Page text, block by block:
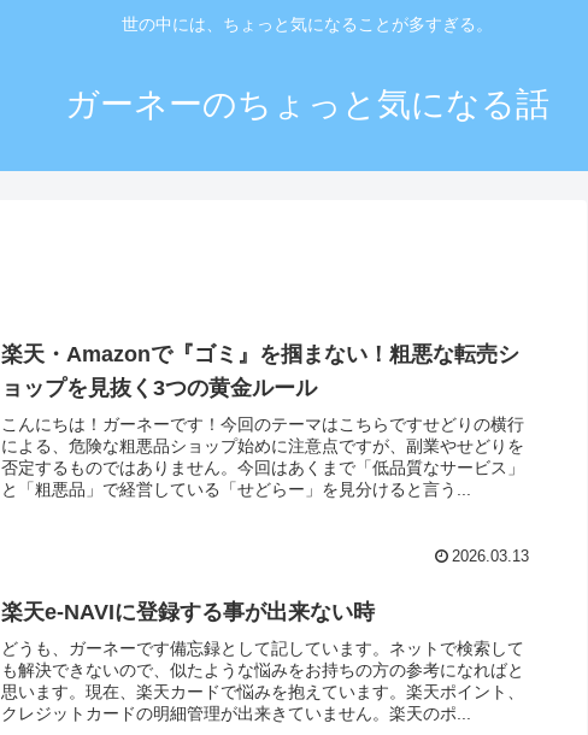
世の中には、ちょっと気になることが多すぎる。
ガーネーのちょっと気になる話
楽天・Amazonで『ゴミ』を掴まない！粗悪な転売シ
ョップを見抜く3つの黄金ルール
こんにちは！ガーネーです！今回のテーマはこちらですせどりの横行
による、危険な粗悪品ショップ始めに注意点ですが、副業やせどりを
否定するものではありません。今回はあくまで「低品質なサービス」
と「粗悪品」で経営している「せどらー」を見分けると言う...
2026.03.13
楽天e-NAVIに登録する事が出来ない時
どうも、ガーネーです備忘録として記しています。ネットで検索して
も解決できないので、似たような悩みをお持ちの方の参考になればと
思います。現在、楽天カードで悩みを抱えています。楽天ポイント、
クレジットカードの明細管理が出来きていません。楽天のポ...